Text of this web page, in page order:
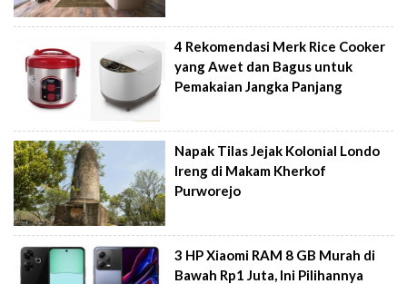
4 Rekomendasi Merk Rice Cooker
yang Awet dan Bagus untuk
Pemakaian Jangka Panjang
Napak Tilas Jejak Kolonial Londo
Ireng di Makam Kherkof
Purworejo
3 HP Xiaomi RAM 8 GB Murah di
Bawah Rp1 Juta, Ini Pilihannya